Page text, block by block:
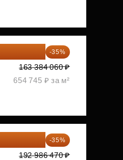
-35%
163 384 060 ₽
654 745 ₽ за м²
-35%
192 986 470 ₽